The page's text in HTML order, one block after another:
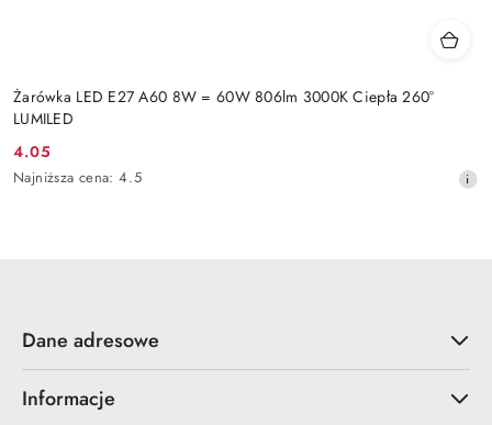
Żarówka LED E27 A60 8W = 60W 806lm 3000K Ciepła 260°
LUMILED
Cena
promocyjna:
4.05
Najniższa
Najniższa cena: 4.5
Dane adresowe
Informacje